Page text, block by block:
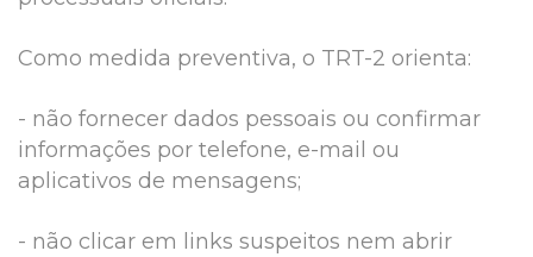
Como medida preventiva, o TRT-2 orienta:
- não fornecer dados pessoais ou confirmar
informações por telefone, e-mail ou
aplicativos de mensagens;
- não clicar em links suspeitos nem abrir